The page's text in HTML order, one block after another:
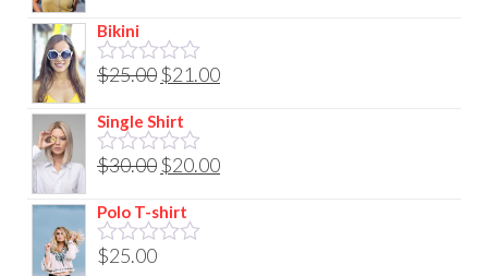
t
e
d
0
u
t
o
5
Bikini
R
t
e
d
0
u
t
o
$25.00$21.00
Single Shirt
R
t
e
d
0
$30.00$20.00
Polo T-shirt
R
$25.00